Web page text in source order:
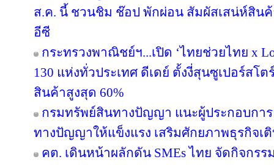
ส.ค. นี้ ชวนชิม ช๊อป พักผ่อน สัมผัสเสน่ห์สิน
อีซี
กระทรวงพาณิชย์ฯ...เปิด ‘ไทยช่วยไทย x
130 แห่งทั่วประเทศ ดีเดย์ ตั้งงี่สุนซูเปอร์สโ
สินค้าสูงสุด 60%
กรมทรัพย์สินทางปัญญา แนะผู้ประกอบกา
ทางปัญญาให้แข็งแรง เสริมศักยภาพธุรกิจเ
คต. เดินหน้าผลักดัน SMEs ไทย จัดกิจกรร